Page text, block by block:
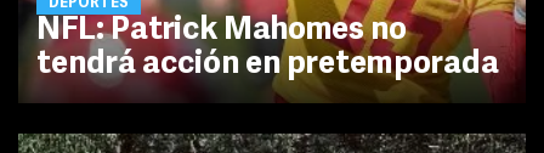
DEPORTES
NFL: Patrick Mahomes no
tendrá acción en pretemporada